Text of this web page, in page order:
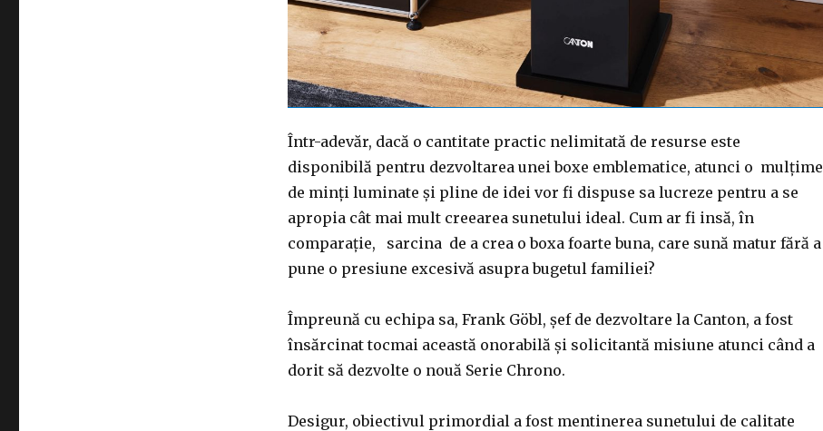
Într-adevăr, dacă o cantitate practic nelimitată de resurse este
disponibilă pentru dezvoltarea unei boxe emblematice, atunci o mulțime
de minți luminate și pline de idei vor fi dispuse sa lucreze pentru a se
apropia cât mai mult creearea sunetului ideal. Cum ar fi insă, în
comparație, sarcina de a crea o boxa foarte buna, care sună matur fără a
pune o presiune excesivă asupra bugetul familiei?
Împreună cu echipa sa, Frank Göbl, șef de dezvoltare la Canton, a fost
însărcinat tocmai această onorabilă și solicitantă misiune atunci când a
dorit să dezvolte o nouă Serie Chrono.
Desigur, obiectivul primordial a fost mentinerea sunetului de calitate